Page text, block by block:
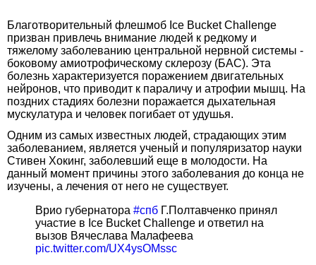
Благотворительный флешмоб Ice Bucket Challenge
призван привлечь внимание людей к редкому и
тяжелому заболеванию центральной нервной системы -
боковому амиотрофическому склерозу (БАС). Эта
болезнь характеризуется поражением двигательных
нейронов, что приводит к параличу и атрофии мышц. На
поздних стадиях болезни поражается дыхательная
мускулатура и человек погибает от удушья.
Одним из самых известных людей, страдающих этим
заболеванием, является ученый и популяризатор науки
Стивен Хокинг, заболевший еще в молодости. На
данный момент причины этого заболевания до конца не
изучены, а лечения от него не существует.
Врио губернатора #спб Г.Полтавченко принял
участие в Ice Bucket Challenge и ответил на
вызов Вячеслава Малафеева
pic.twitter.com/UX4ysOMssc